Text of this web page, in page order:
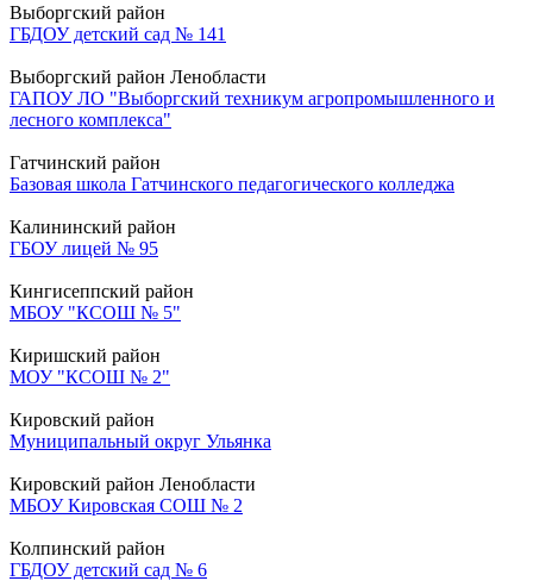
Выборгский район
ГБДОУ детский сад № 141
Выборгский район Ленобласти
ГАПОУ ЛО "Выборгский техникум агропромышленного и
лесного комплекса"
Гатчинский район
Базовая школа Гатчинского педагогического колледжа
Калининский район
ГБОУ лицей № 95
Кингисеппский район
МБОУ "КСОШ № 5"
Киришский район
МОУ "КСОШ № 2"
Кировский район
Муниципальный округ Ульянка
Кировский район Ленобласти
МБОУ Кировская СОШ № 2
Колпинский район
ГБДОУ детский сад № 6